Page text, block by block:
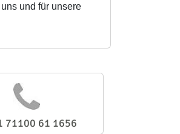
und für unsere
71100 61 1656